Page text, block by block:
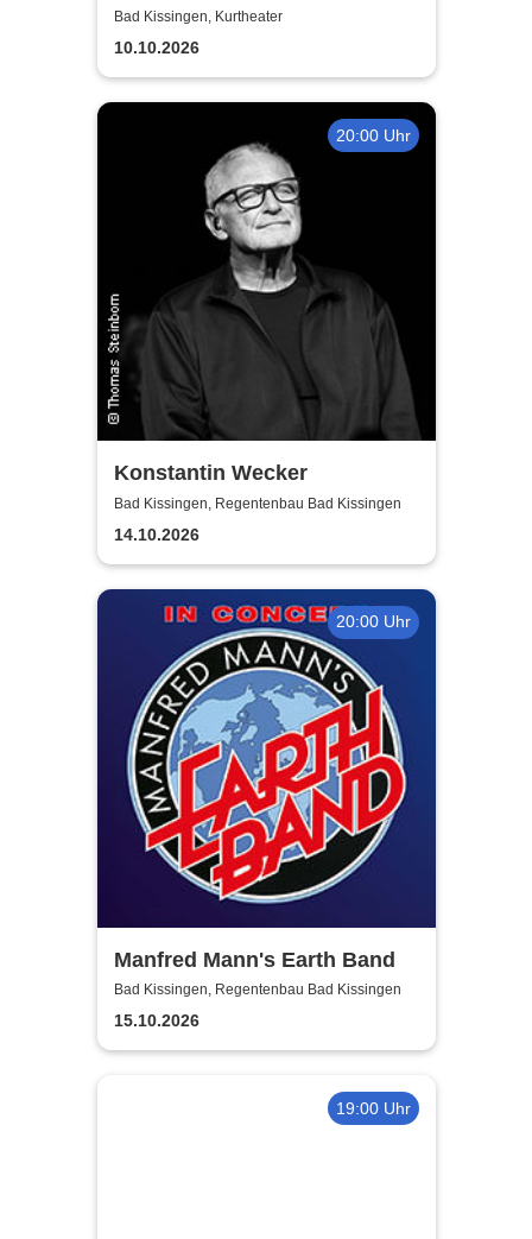
Bad Kissingen, Kurtheater
10.10.2026
20:00 Uhr
Konstantin Wecker
Bad Kissingen, Regentenbau Bad Kissingen
14.10.2026
20:00 Uhr
Manfred Mann's Earth Band
Bad Kissingen, Regentenbau Bad Kissingen
15.10.2026
19:00 Uhr